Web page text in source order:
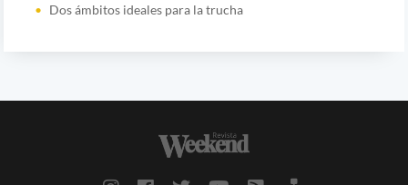
Dos ámbitos ideales para la trucha